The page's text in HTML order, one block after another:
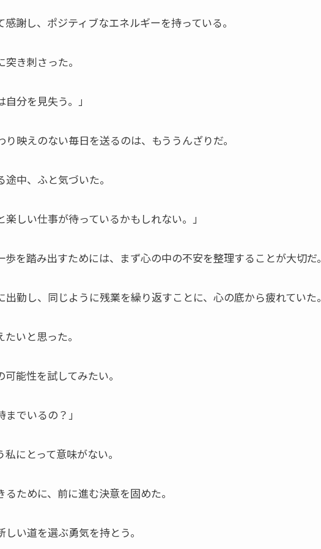
謝し、ポジティブなエネルギーを持っている。
き刺さった。
自分を見失う。」
映えのない毎日を送るのは、もううんざりだ。
中、ふと気づいた。
楽しい仕事が待っているかもしれない。」
歩を踏み出すためには、まず心の中の不安を整理することが大切だ。
勤し、同じように残業を繰り返すことに、心の底から疲れていた。
いと思った。
能性を試してみたい。
までいるの？」
にとって意味がない。
ために、前に進む決意を固めた。
い道を選ぶ勇気を持とう。